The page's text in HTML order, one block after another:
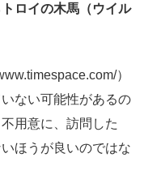
ロイの木馬（ウイル
）
ない可能性があるの
用意に、訪問した
ほうが良いのではな